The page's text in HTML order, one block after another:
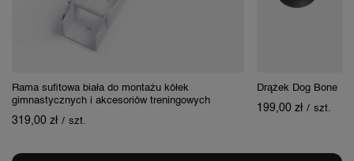
Rama sufitowa biała do montażu kółek
gimnastycznych i akcesoriów treningowych
319,00 zł / szt.
Drążek Dog Bone
199,00 zł / szt.